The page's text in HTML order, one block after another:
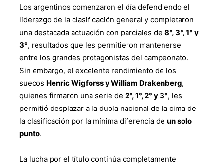
Los argentinos comenzaron el día defendiendo el
liderazgo de la clasificación general y completaron
una destacada actuación con parciales de 8°, 3°, 1° y
3°, resultados que les permitieron mantenerse
entre los grandes protagonistas del campeonato.
Sin embargo, el excelente rendimiento de los
suecos Henric Wigforss y William Drakenberg,
quienes firmaron una serie de 2°, 1°, 2° y 3°, les
permitió desplazar a la dupla nacional de la cima de
la clasificación por la mínima diferencia de un solo
punto.
La lucha por el título continúa completamente